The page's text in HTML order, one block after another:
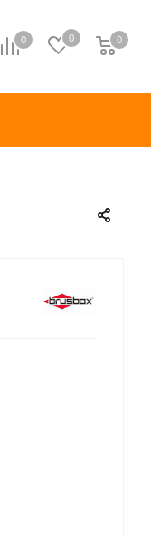
0 0 0
0